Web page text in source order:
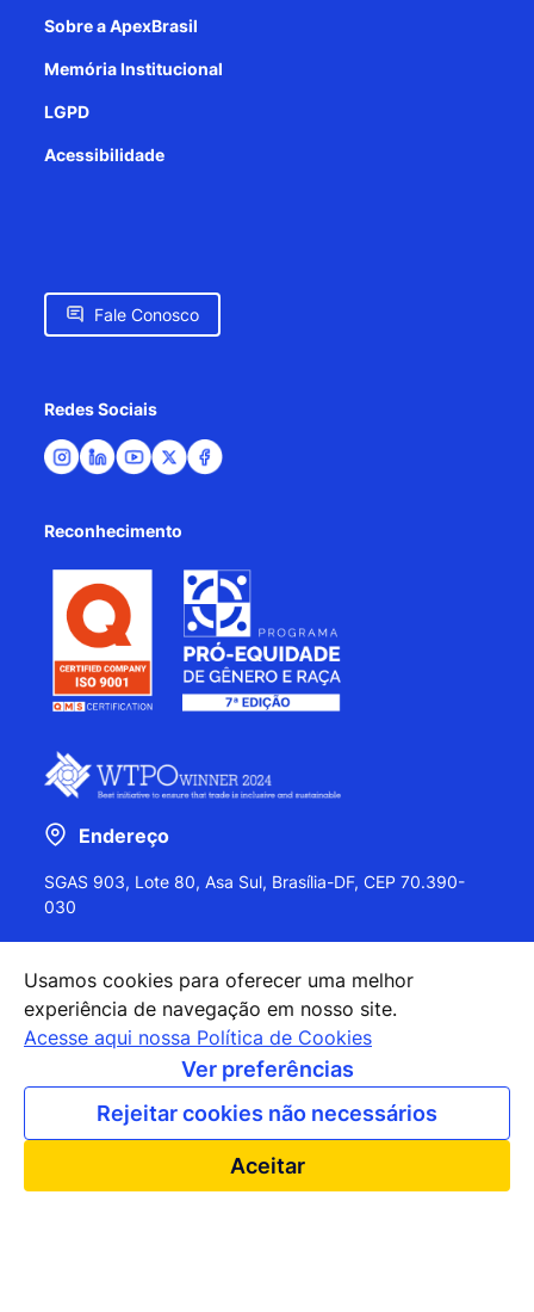
Sobre a ApexBrasil
Memória Institucional
LGPD
Acessibilidade
Fale Conosco
Redes Sociais
Reconhecimento
Endereço
SGAS 903, Lote 80, Asa Sul, Brasília-DF, CEP 70.390-
030
+55 (61) 2027-0202
+55 (61) 2027-0203
apexbrasil@apexbrasil.com.br
Nossos escritórios pelo mundo
Usamos cookies para oferecer uma melhor
experiência de navegação em nosso site.
Acesse aqui nossa Política de Cookies
Ver preferências
Rejeitar cookies não necessários
Aceitar